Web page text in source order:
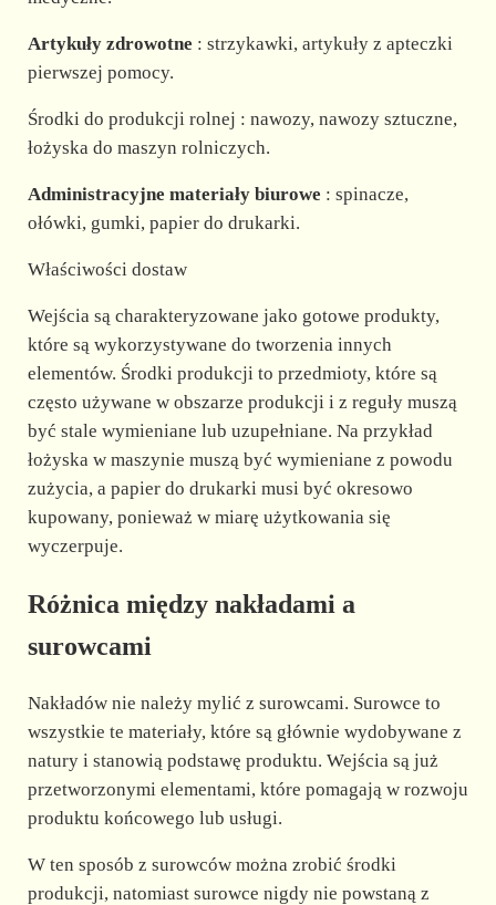
Artykuły zdrowotne : strzykawki, artykuły z apteczki
pierwszej pomocy.
Środki do produkcji rolnej : nawozy, nawozy sztuczne,
łożyska do maszyn rolniczych.
Administracyjne materiały biurowe : spinacze,
ołówki, gumki, papier do drukarki.
Właściwości dostaw
Wejścia są charakteryzowane jako gotowe produkty,
które są wykorzystywane do tworzenia innych
elementów. Środki produkcji to przedmioty, które są
często używane w obszarze produkcji i z reguły muszą
być stale wymieniane lub uzupełniane. Na przykład
łożyska w maszynie muszą być wymieniane z powodu
zużycia, a papier do drukarki musi być okresowo
kupowany, ponieważ w miarę użytkowania się
wyczerpuje.
Różnica między nakładami a
surowcami
Nakładów nie należy mylić z surowcami. Surowce to
wszystkie te materiały, które są głównie wydobywane z
natury i stanowią podstawę produktu. Wejścia są już
przetworzonymi elementami, które pomagają w rozwoju
produktu końcowego lub usługi.
W ten sposób z surowców można zrobić środki
produkcji, natomiast surowce nigdy nie powstaną z